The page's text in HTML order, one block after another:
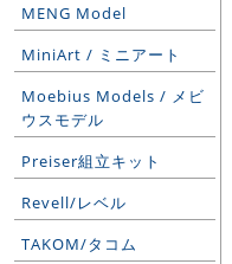
MENG Model
MiniArt / ミニアート
Moebius Models / メビ
ウスモデル
Preiser組立キット
Revell/レベル
TAKOM/タコム